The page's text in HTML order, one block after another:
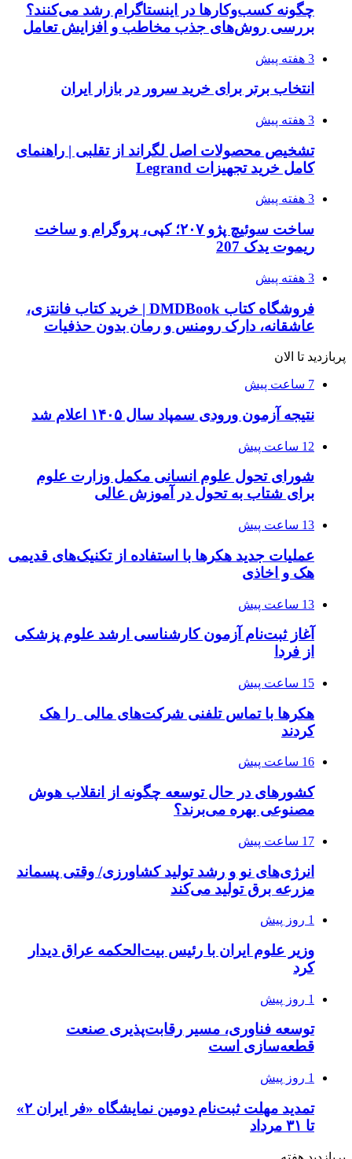
چگونه کسب‌وکارها در اینستاگرام رشد می‌کنند؟
بررسی روش‌های جذب مخاطب و افزایش تعامل
3 هفته پیش
انتخاب برتر برای خرید سرور در بازار ایران
3 هفته پیش
تشخیص محصولات اصل لگراند از تقلبی | راهنمای
کامل خرید تجهیزات Legrand
3 هفته پیش
ساخت سوئیچ پژو ۲۰۷؛ کپی، پروگرام و ساخت
ریموت یدک 207
3 هفته پیش
فروشگاه کتاب DMDBook | خرید کتاب فانتزی،
عاشقانه، دارک رومنس و رمان بدون حذفیات
پربازدید تا الان
7 ساعت پیش
نتیجه آزمون ورودی سمپاد سال ۱۴۰۵ اعلام شد
12 ساعت پیش
شورای تحول علوم انسانی مکمل وزارت علوم
برای شتاب به تحول در آموزش عالی
13 ساعت پیش
عملیات جدید هکرها با استفاده از تکنیک‌های قدیمی
هک و اخاذی
13 ساعت پیش
آغاز ثبت‌نام‌ آزمون کارشناسی ارشد علوم پزشکی
از فردا
15 ساعت پیش
هکرها با تماس تلفنی شرکت‌های مالی را هک
کردند
16 ساعت پیش
کشورهای در حال توسعه چگونه از انقلاب هوش
مصنوعی بهره می‌برند؟
17 ساعت پیش
انرژی‌های نو و رشد تولید کشاورزی/ وقتی پسماند
مزرعه‌ برق تولید می‌کند
1 روز پیش
وزیر علوم ایران با رئیس بیت‌الحکمه عراق دیدار
کرد
1 روز پیش
توسعه فناوری، مسیر رقابت‌پذیری صنعت
قطعه‌سازی است
1 روز پیش
تمدید مهلت ثبت‌نام دومین نمایشگاه «فر ایران ۲»
تا ۳۱ مرداد